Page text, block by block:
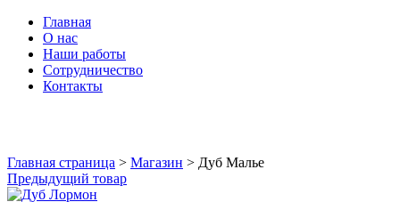
Главная
О нас
Наши работы
Сотрудничество
Контакты
Главная страница > Магазин > Дуб Малье
Предыдущий товар